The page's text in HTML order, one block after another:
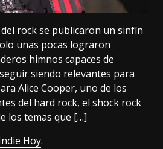
rock se publicaron un sinfín
unas pocas lograron
himnos capaces de
siendo relevantes para
Alice Cooper, uno de los
del hard rock, el shock rock
los temas que […]
Hoy.